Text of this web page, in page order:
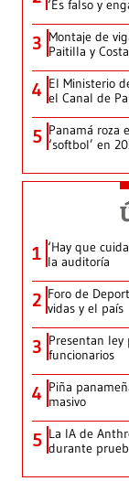
‘Es falso y
3 Montaje de
Paitilla y
4 El Ministerio
el Canal de
5 Panamá roza
‘softbol’ en
1 ‘Hay que
la auditoría
2 Foro de
vidas y el país
3 Presentan ley
funcionarios
4 Piña
masivo
5 La IA de
durante